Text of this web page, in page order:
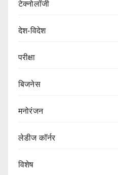
टेक्नोलॉजी
देश-विदेश
परीक्षा
बिजनेस
मनोरंजन
लेडीज कॉर्नर
विशेष